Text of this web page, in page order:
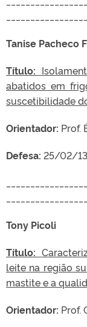
Tanise Pacheco
Título:
abatidos em
suscetibilidade
Orientador: Prof.
Defesa: 25/02/13
Tony Picoli
Título:
leite na região
mastite e a
Orientador: Prof.